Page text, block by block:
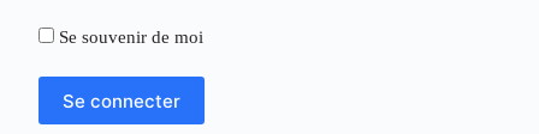
Se souvenir de moi